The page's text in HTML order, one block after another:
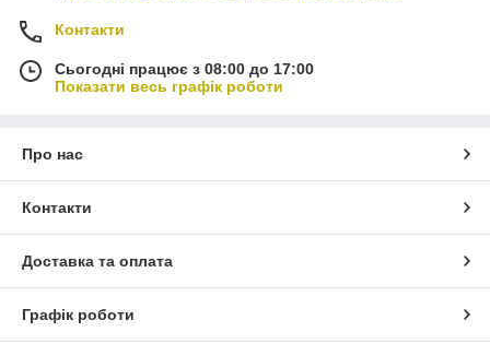
Контакти
Сьогодні працює з 08:00 до 17:00
Показати весь графік роботи
Про нас
Контакти
Доставка та оплата
Графік роботи